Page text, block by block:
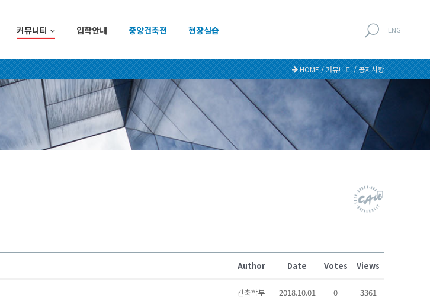
커뮤니티 입학안내 중앙건축전 현장실습 ENG
HOME / 커뮤니티 / 공지사항
Author Date Votes Views
건축학부 2018.10.01 0 3361